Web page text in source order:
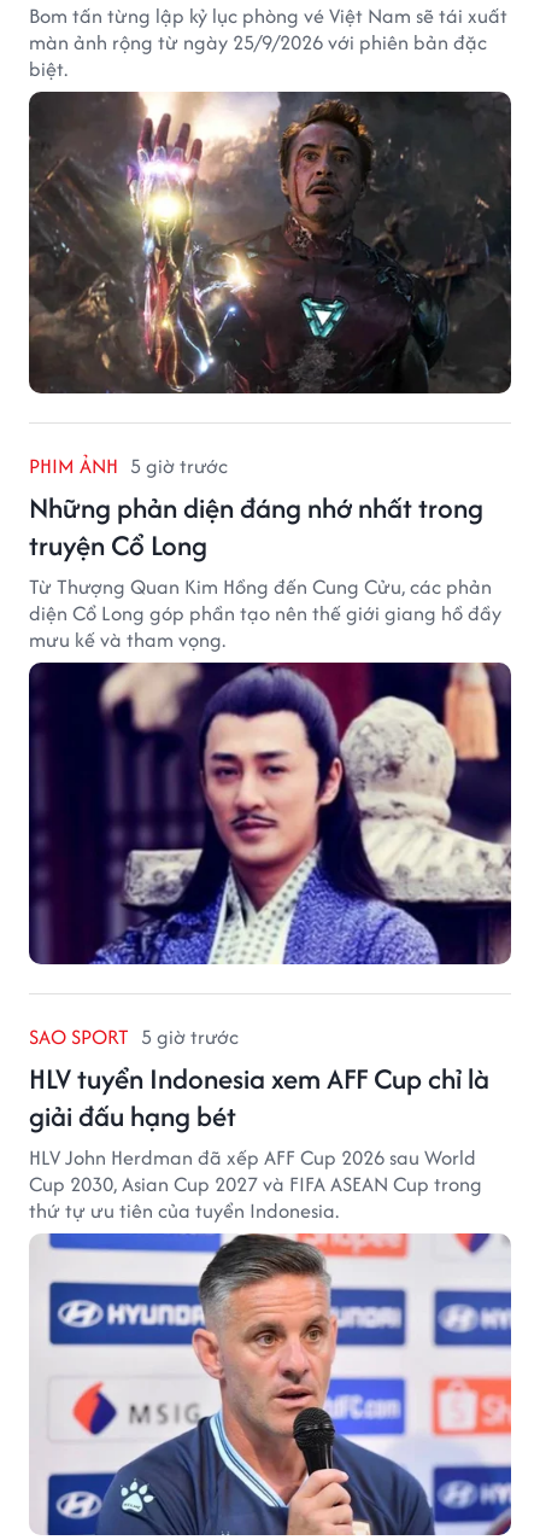
Bom tấn từng lập kỷ lục phòng vé Việt Nam sẽ tái xuất
màn ảnh rộng từ ngày 25/9/2026 với phiên bản đặc
biệt.
PHIM ẢNH 5 giờ trước
Những phản diện đáng nhớ nhất trong
truyện Cổ Long
Từ Thượng Quan Kim Hồng đến Cung Cửu, các phản
diện Cổ Long góp phần tạo nên thế giới giang hồ đầy
mưu kế và tham vọng.
SAO SPORT 5 giờ trước
HLV tuyển Indonesia xem AFF Cup chỉ là
giải đấu hạng bét
HLV John Herdman đã xếp AFF Cup 2026 sau World
Cup 2030, Asian Cup 2027 và FIFA ASEAN Cup trong
thứ tự ưu tiên của tuyển Indonesia.